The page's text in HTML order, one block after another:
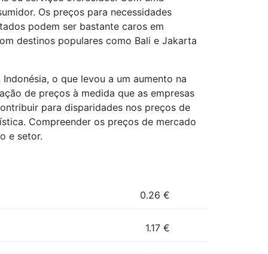
Os preços para necessidades
podem ser bastante caros em
destinos populares como Bali e Jakarta
o que levou a um aumento na
de preços à medida que as empresas
para disparidades nos preços de
Compreender os preços de mercado
e setor.
0.26 €
1.17 €